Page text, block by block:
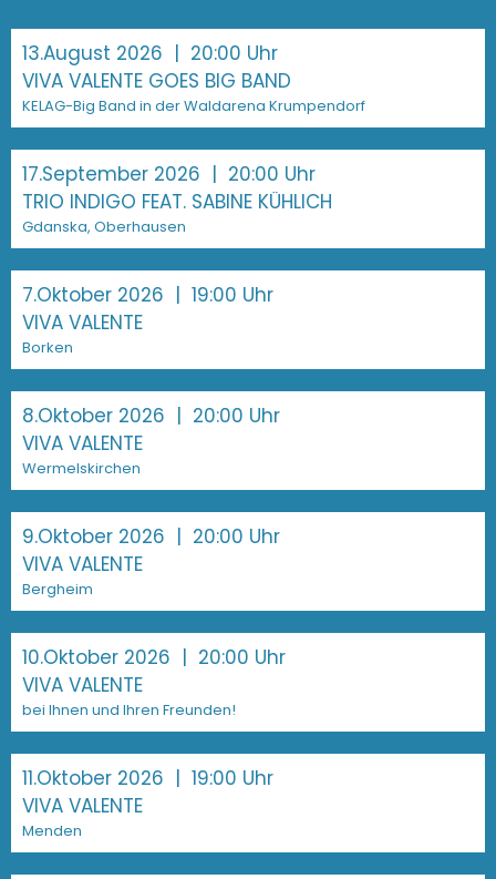
13.August 2026 | 20:00 Uhr
VIVA VALENTE GOES BIG BAND
KELAG-Big Band in der Waldarena Krumpendorf
17.September 2026 | 20:00 Uhr
TRIO INDIGO FEAT. SABINE KÜHLICH
Gdanska, Oberhausen
7.Oktober 2026 | 19:00 Uhr
VIVA VALENTE
Borken
8.Oktober 2026 | 20:00 Uhr
VIVA VALENTE
Wermelskirchen
9.Oktober 2026 | 20:00 Uhr
VIVA VALENTE
Bergheim
10.Oktober 2026 | 20:00 Uhr
VIVA VALENTE
bei Ihnen und Ihren Freunden!
11.Oktober 2026 | 19:00 Uhr
VIVA VALENTE
Menden